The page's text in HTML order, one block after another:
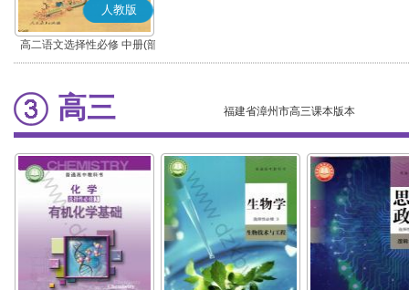
人教版
高二语文选择性必修 中册(部
编版)
高三 福建省漳州市高三课本版本